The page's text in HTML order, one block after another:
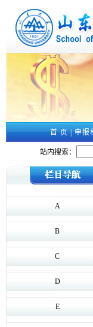
首 页|申报
站内搜索：
A
B
C
D
E